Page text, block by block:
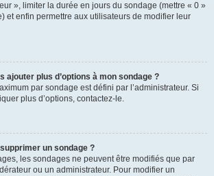
», limiter la durée en jours du sondage (mettre « 0 »
et enfin permettre aux utilisateurs de modifier leur
ajouter plus d’options à mon sondage ?
par sondage est défini par l’administrateur. Si
plus d’options, contactez-le.
un sondage ?
les sondages ne peuvent être modifiés que par
ou un administrateur. Pour modifier un